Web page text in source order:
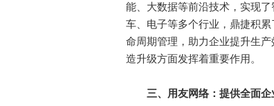
能、大数据等前沿技术，实现
车、电子等多个行业，鼎捷积
命周期管理，助力企业提升生
造升级方面发挥着重要作用。
三、用友网络：提供全面